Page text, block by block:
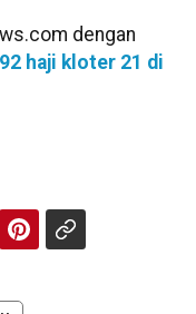
dengan
haji kloter 21 di